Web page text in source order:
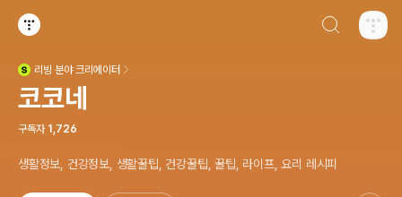
리빙 분야 크리에이터
코코네
구독자 1,726
생활정보, 건강정보, 생활꿀팁, 건강꿀팁, 꿀팁, 라이프, 요리 레시피